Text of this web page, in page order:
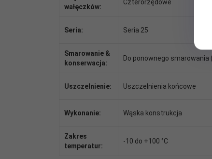
wałęczków:
Czterorzędowe
Seria: Seria 25
Smarowanie &
konserwacja:
Do ponownego
Uszczelnienie: Uszczelnienia końcowe
Wykonanie: Wąska konstrukcja
Zakres
temperatur:
-10 do +100 °C